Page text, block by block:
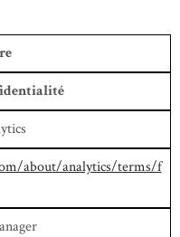
about/analytics/terms/f